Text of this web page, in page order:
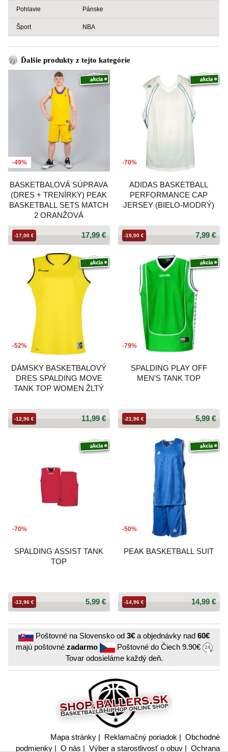
Pohlavie Pánske
Šport NBA
Ďalšie produkty z tejto kategórie
-49%
BASKETBALOVÁ SÚPRAVA
(DRES + TRENÍRKY) PEAK
BASKETBALL SETS MATCH
2 ORANŽOVÁ
17,99 €
-17,00 €
-70%
ADIDAS BASKETBALL
PERFORMANCE CAP
JERSEY (BIELO-MODRÝ)
7,99 €
-19,00 €
-52%
DÁMSKY BASKETBALOVÝ
DRES SPALDING MOVE
TANK TOP WOMEN ŽLTÝ
11,99 €
-12,96 €
-79%
SPALDING PLAY OFF
MEN'S TANK TOP
5,99 €
-21,96 €
-70%
SPALDING ASSIST TANK
TOP
5,99 €
-13,96 €
-50%
PEAK BASKETBALL SUIT
14,99 €
-14,96 €
Poštovné na Slovensko od3€a objednávky nad60€
majú poštovnézadarmo Poštovné do Čiech9.90€
Tovar odosieláme každý deň.
Mapa stránky | Reklamačný poriadok | Obchodné
podmienky | O nás | Výber a starostlivosť o obuv | Ochrana